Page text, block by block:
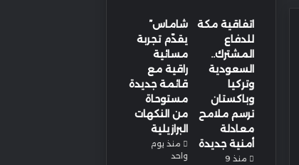
اتفاقية مكة
للدفاع
المشترك..
السعودية
وتركيا
وباكستان
ترسم ملامح
معادلة
أمنية جديدة
منذ 9
شاماس”
يقدّم تجربة
مسائية
راقية مع
قائمة جديدة
مستوحاة
من النكهات
البرازيلية
منذ يوم
واحد